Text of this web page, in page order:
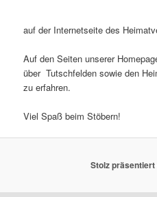
auf der Internetseite des
Auf den Seiten unserer
über Tutschfelden sowie den
zu erfahren.
Viel Spaß beim Stöbern!
Stolz